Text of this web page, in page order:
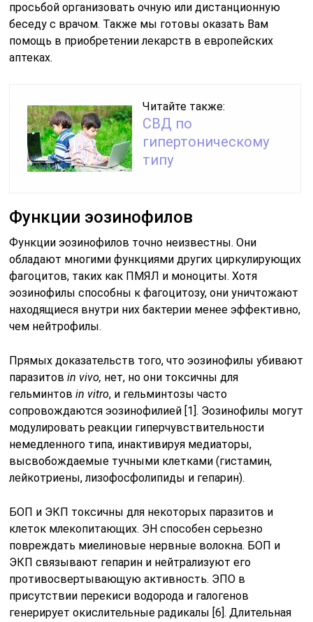
просьбой организовать очную или дистанционную
беседу с врачом. Также мы готовы оказать Вам
помощь в приобретении лекарств в европейских
аптеках.
Читайте также:
СВД по
гипертоническому
типу
Функции эозинофилов
Функции эозинофилов точно неизвестны. Они
обладают многими функциями других циркулирующих
фагоцитов, таких как ПМЯЛ и моноциты. Хотя
эозинофилы способны к фагоцитозу, они уничтожают
находящиеся внутри них бактерии менее эффективно,
чем нейтрофилы.
Прямых доказательств того, что эозинофилы убивают
паразитовin vivo, нет, но они токсичны для
гельминтовin vitro, и гельминтозы часто
сопровождаются эозинофилией [1]. Эозинофилы могут
модулировать реакции гиперчувствительности
немедленного типа, инактивируя медиаторы,
высвобождаемые тучными клетками (гистамин,
лейкотриены, лизофосфолипиды и гепарин).
БОП и ЭКП токсичны для некоторых паразитов и
клеток млекопитающих. ЭН способен серьезно
повреждать миелиновые нервные волокна. БОП и
ЭКП связывают гепарин и нейтрализуют его
противосвертывающую активность. ЭПО в
присутствии перекиси водорода и галогенов
генерирует окислительные радикалы [6]. Длительная